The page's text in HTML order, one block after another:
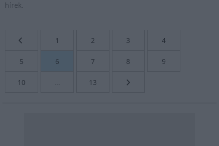
hírek.
1 2 3 4
5 6 7 8 9
10 ... 13